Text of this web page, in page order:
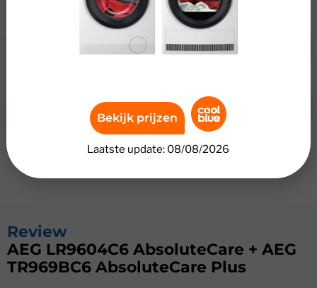
Review
AEG LR9604C6 AbsoluteCare + AEG
TR969BC6 AbsoluteCare Plus
Bekijk prijzen
Laatste update: 08/08/2026